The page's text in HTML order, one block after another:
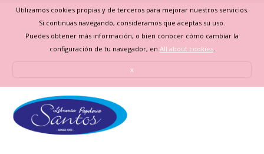
Utilizamos cookies propias y de terceros para mejorar nuestros servicios.
Si continuas navegando, consideramos que aceptas su uso.
Puedes obtener más información, o bien conocer cómo cambiar la
configuración de tu navegador, en All about cookies.
x